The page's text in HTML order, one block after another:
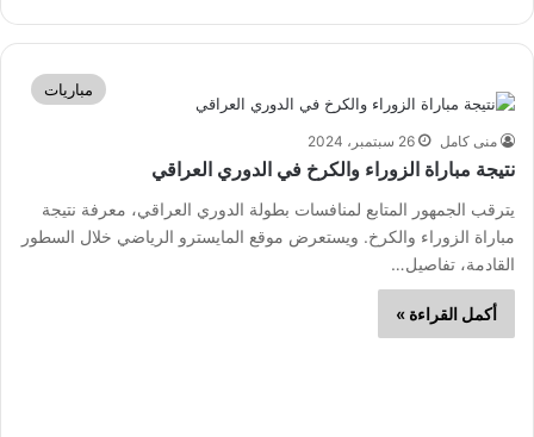
مباريات
منى كامل 26 سبتمبر، 2024
نتيجة مباراة الزوراء والكرخ في الدوري العراقي
يترقب الجمهور المتابع لمنافسات بطولة الدوري العراقي، معرفة نتيجة
مباراة الزوراء والكرخ. ويستعرض موقع المايسترو الرياضي خلال السطور
القادمة، تفاصيل…
أكمل القراءة »